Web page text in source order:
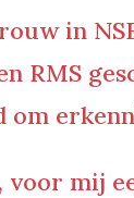
in
RMS
om
voor mij